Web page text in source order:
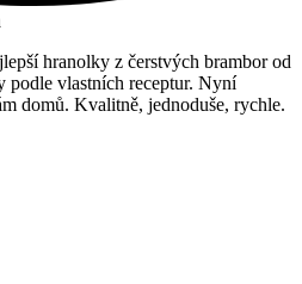
hranolky z čerstvých brambor od
podle vlastních receptur. Nyní
domů. Kvalitně, jednoduše, rychle.